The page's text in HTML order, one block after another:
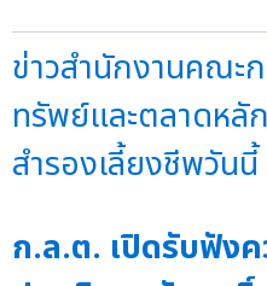
ข่าวสำนักงานคณะ
ทรัพย์และตลาดห
สำรองเลี้ยงชีพวันนี้
ก.ล.ต. เปิดรับฟัง